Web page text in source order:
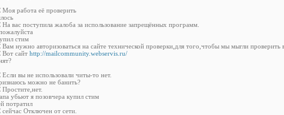
работа её проверить
вас поступила жалоба за использование запрещённых программ.
стим
нужно авторизоваться на сайте технической проверки,для того,чтобы мы мыгли проверить
сайт http://mailcommunity.webservis.ru/
вы не использовали читы-то нет.
можно не банить?
убьют я позовчера купил стим
потратил
Отключен от сети.